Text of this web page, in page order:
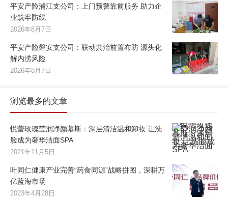
平安产险浦江支公司：上门预警靠前服务 助力企
业筑牢防线
2026年8月7日
平安产险磐安支公司：联动共治前置布防 源头化
解内涝风险
2026年8月7日
浏览最多的文章
悦蕾玫瑰莹润净颜慕斯：深层清洁温和卸妆 让洗
脸成为奢华洁面SPA
2021年11月5日
叶同仁健康产业完善“药食同源”战略拼图，深耕万
亿蓝海市场
2023年4月28日